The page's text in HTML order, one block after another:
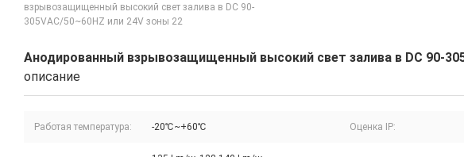
взрывозащищенный высокий свет залива в DC 90-
305VAC/50~60HZ или 24V зоны 22
Анодированный взрывозащищенный высокий свет залива в DC 90-
описание
Работая температура: -20℃~+60℃ Оценка IP: